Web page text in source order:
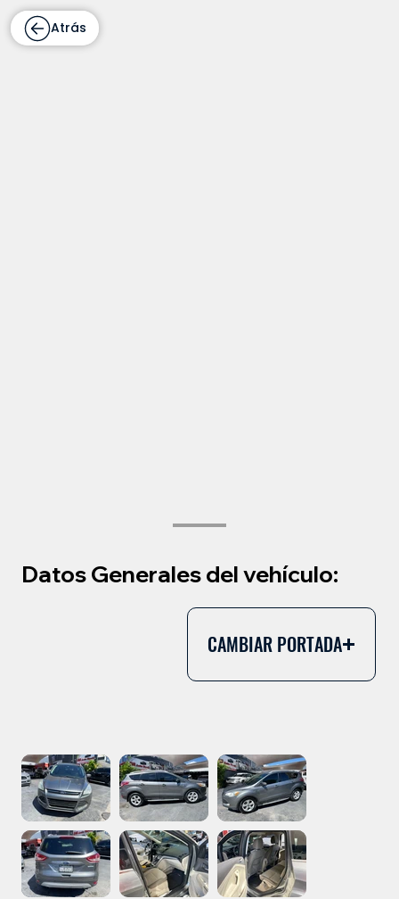
CAMBIAR PORTADA
Datos Generales del vehículo:
Atrás